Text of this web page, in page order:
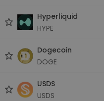
Hyperliquid
HYPE
Dogecoin
DOGE
USDS
USDS